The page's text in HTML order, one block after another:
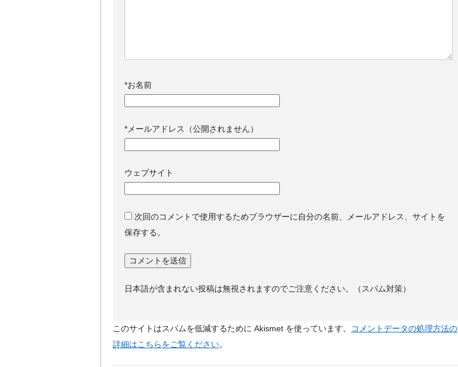
*お名前
*メールアドレス（公開されません）
ウェブサイト
次回のコメントで使用するためブラウザーに自分の名前、メールアドレス、サイトを
保存する。
日本語が含まれない投稿は無視されますのでご注意ください。（スパム対策）
このサイトはスパムを低減するために Akismet を使っています。
コメントデータの処理方法の
詳細はこちらをご覧ください。